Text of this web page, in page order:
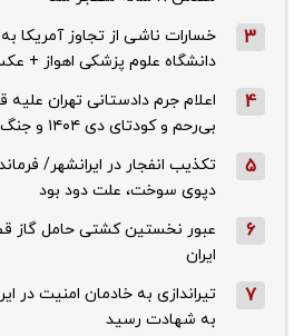
3
خسارات ناشی از تجاوز آمریکا
دانشگاه علوم پزشکی اهواز +
4
اعلام جرم دادستانی تهران علیه
بی‌رحم و کودتای دی‌ ۱۴۰۴ و جنگ رمضان
5
تکذیب ‌انفجار در ایرانشهر/
دپوی سوخت، علت دود بود
6
عبور نخستین کشتی حامل گاز
ایران
7
تیراندازی به خادمان امنیت در
به شهادت رسید